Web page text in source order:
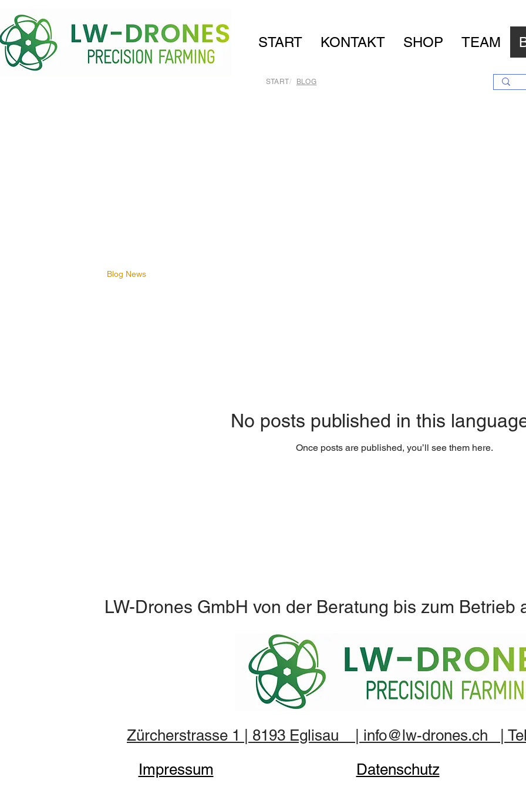
START KONTAKT SHOP TEAM
START/ BLOG
Blog News
No posts published in this
Once posts are published, you’ll see them here.
LW-Drones GmbH von der Beratung bis zum
Zürcherstrasse 1 | 8193 Eglisau | info@lw-drones.ch |
Impressum
Datenschutz